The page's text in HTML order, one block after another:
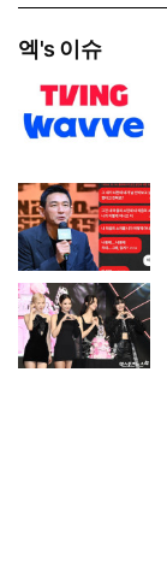
엑's 이슈